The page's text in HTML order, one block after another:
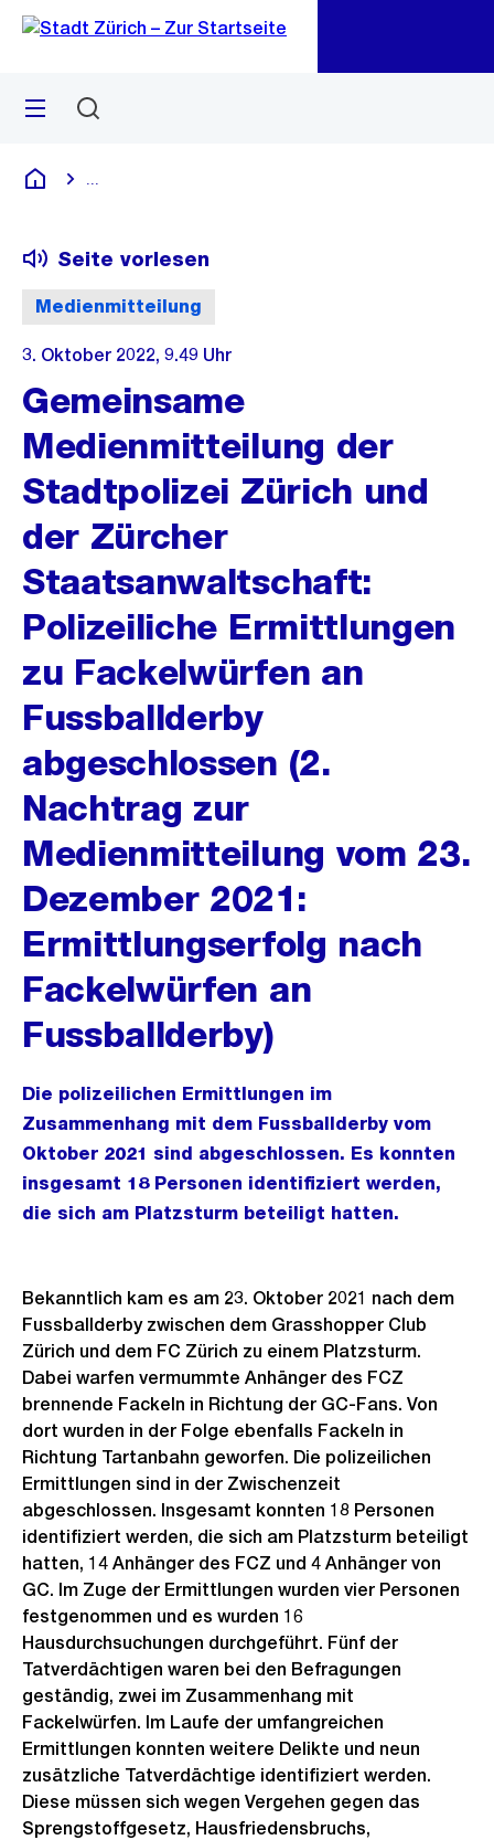
Navigation
Sprunglink
Menü
Deutsch
Medienmitteilung
Seite vorlesen
3. Oktober 2022, 9.49 Uhr
Gemeinsame
Medienmitteilung der
Stadtpolizei Zürich und
der Zürcher
Staatsanwaltschaft:
Polizeiliche Ermittlungen
zu Fackelwürfen an
Fussballderby
abgeschlossen (2.
Nachtrag zur
Medienmitteilung vom 23.
Dezember 2021:
Ermittlungserfolg nach
Fackelwürfen an
Fussballderby)
Die polizeilichen Ermittlungen im
Zusammenhang mit dem Fussballderby vom
Oktober 2021 sind abgeschlossen. Es konnten
insgesamt 18 Personen identifiziert werden,
die sich am Platzsturm beteiligt hatten.
Bekanntlich kam es am 23. Oktober 2021 nach dem
Fussballderby zwischen dem Grasshopper Club
Zürich und dem FC Zürich zu einem Platzsturm.
Dabei warfen vermummte Anhänger des FCZ
brennende Fackeln in Richtung der GC-Fans. Von
dort wurden in der Folge ebenfalls Fackeln in
Richtung Tartanbahn geworfen. Die polizeilichen
Ermittlungen sind in der Zwischenzeit
abgeschlossen. Insgesamt konnten 18 Personen
identifiziert werden, die sich am Platzsturm beteiligt
hatten, 14 Anhänger des FCZ und 4 Anhänger von
GC. Im Zuge der Ermittlungen wurden vier Personen
festgenommen und es wurden 16
Hausdurchsuchungen durchgeführt. Fünf der
Tatverdächtigen waren bei den Befragungen
geständig, zwei im Zusammenhang mit
Fackelwürfen. Im Laufe der umfangreichen
Ermittlungen konnten weitere Delikte und neun
zusätzliche Tatverdächtige identifiziert werden.
Diese müssen sich wegen Vergehen gegen das
Sprengstoffgesetz, Hausfriedensbruchs,